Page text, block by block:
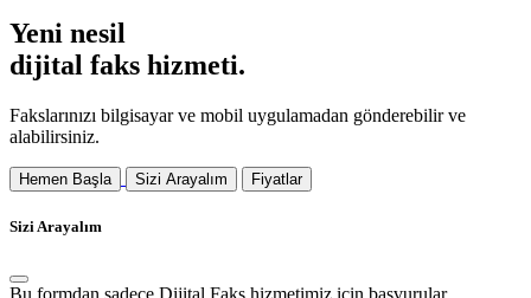
Yeni nesil
dijital faks hizmeti.
Fakslarınızı bilgisayar ve mobil uygulamadan gönderebilir ve
alabilirsiniz.
Hemen Başla Sizi Arayalım Fiyatlar
Sizi Arayalım